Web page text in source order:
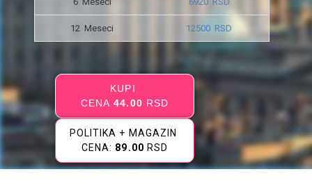
12 Meseci 12500 RSD
KUPI
CENA44.00 RSD
POLITIKA + MAGAZIN
CENA: 89.00 RSD